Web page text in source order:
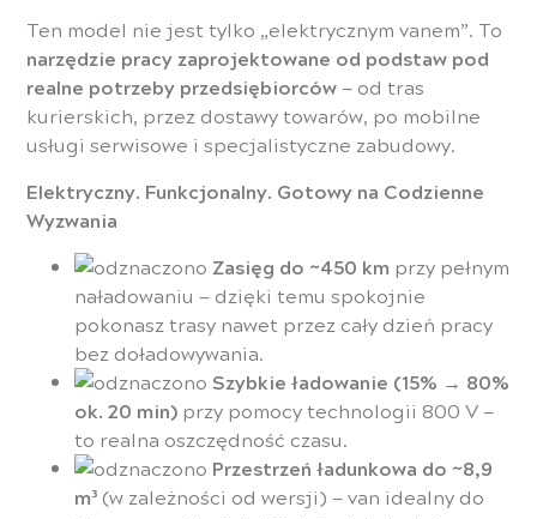
Ten model nie jest tylko „elektrycznym vanem”. To
narzędzie pracy zaprojektowane od podstaw pod
realne potrzeby przedsiębiorców— od tras
kurierskich, przez dostawy towarów, po mobilne
usługi serwisowe i specjalistyczne zabudowy.
Elektryczny. Funkcjonalny. Gotowy na Codzienne
Wyzwania
Zasięg do ~450 km przy pełnym
naładowaniu — dzięki temu spokojnie
pokonasz trasy nawet przez cały dzień pracy
bez doładowywania.
Szybkie ładowanie (15% → 80%
ok. 20 min) przy pomocy technologii 800 V —
to realna oszczędność czasu.
Przestrzeń ładunkowa do ~8,9
m³ (w zależności od wersji) — van idealny do